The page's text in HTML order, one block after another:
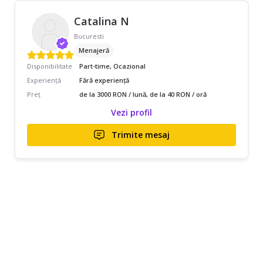
Catalina N
Bucuresti
Menajeră
Disponibilitate
Part-time, Ocazional
Experiență
Fără experiență
Preț
de la 3000 RON / lună, de la 40 RON / oră
Vezi profil
Trimite mesaj